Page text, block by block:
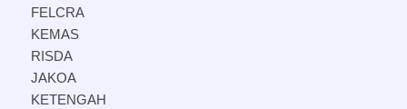
FELCRA
KEMAS
RISDA
JAKOA
KETENGAH